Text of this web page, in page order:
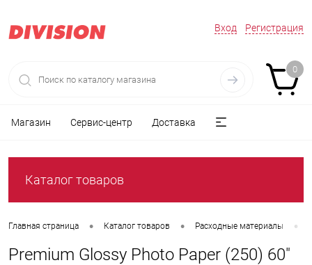
Вход Регистрация
0
Магазин Сервис-центр Доставка
Каталог товаров
Главная страница • Каталог товаров • Расходные материалы •
Premium Glossy Photo Paper (250) 60"